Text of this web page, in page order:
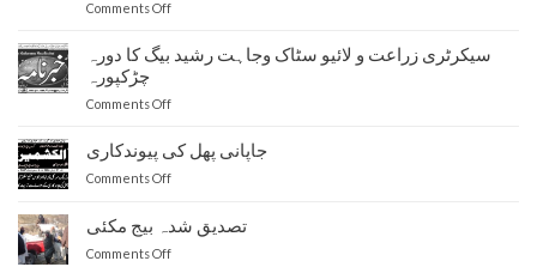
Comments Offon
ناظم
مظفرآباد
پنیریوں
کی
سیکرٹری زراعت و لائیو سٹاک وجاہت رشید بیگ کا دورہ
چڑکپورہ
Comments Offon
زراعت
و
وجاہت
جاپانی پھل کی پیوندکاری
Comments Offon
کی
تصدیق شدہ بیج مکئی
Comments Offon